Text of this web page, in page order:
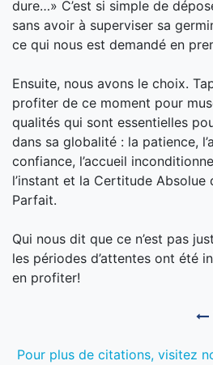
dure…» C’est si simple de
sans avoir à superviser sa
ce qui nous est demandé en
Ensuite, nous avons le choix.
profiter de ce moment pour
qualités qui sont essentielles
dans sa globalité : la patience,
confiance, l’accueil
l’instant et la Certitude
Parfait.
Qui nous dit que ce n’est pas
les périodes d’attentes ont été
en profiter!
Pour plus de citations, visitez